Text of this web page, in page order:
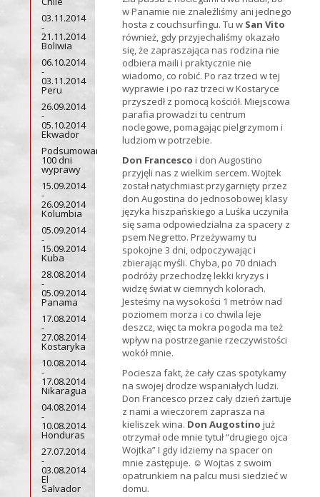
03.11.2014
-
21.11.2014
Boliwia
06.10.2014
-
03.11.2014
Peru
26.09.2014
-
05.10.2014
Ekwador
Podsumowanie
100 dni
wyprawy
15.09.2014
-
26.09.2014
Kolumbia
05.09.2014
-
15.09.2014
Kuba
28.08.2014
-
05.09.2014
Panama
17.08.2014
-
27.08.2014
Kostaryka
10.08.2014
-
17.08.2014
Nikaragua
04.08.2014
-
10.08.2014
Honduras
27.07.2014
-
03.08.2014
El
Salvador
w Panamie nie znaleźliśmy ani jednego
hosta z couchsurfingu. Tu w San Vito
również, gdy przyjechaliśmy okazało
się, że zapraszająca nas rodzina nie
odbiera maili i praktycznie nie
wiadomo, co robić. Po raz trzeci w tej
wyprawie i po raz trzeci w Kostaryce
przyszedł z pomocą kościół. Miejscowa
parafia prowadzi tu centrum
noclegowe, pomagając pielgrzymom i
ludziom w potrzebie.
Don Francesco i don Augostino
przyjęli nas z wielkim sercem. Wojtek
został natychmiast przygarnięty przez
don Augostina do jednosobowej klasy
języka hiszpańskiego a Luśka uczyniła
się sama odpowiedzialna za spacery z
psem Negretto. Przeżywamy tu
spokojne 3 dni, odpoczywając i
zbierając myśli. Chyba, po 70 dniach
podróży przechodzę lekki kryzys i
widzę świat w ciemnych kolorach.
Jesteśmy na wysokości 1 metrów nad
poziomem morza i co chwila leje
deszcz, więc ta mokra pogoda ma też
wpływ na postrzeganie rzeczywistości
wokół mnie.
Pociesza fakt, że cały czas spotykamy
na swojej drodze wspaniałych ludzi.
Don Francesco przez cały dzień żartuje
z nami a wieczorem zaprasza na
kieliszek wina. Don Augostino już
otrzymał ode mnie tytuł “drugiego ojca
Wojtka” I gdy idziemy na spacer on
mnie zastępuje. ☺ Wojtas z swoim
opatrunkiem na palcu musi siedzieć w
domu.